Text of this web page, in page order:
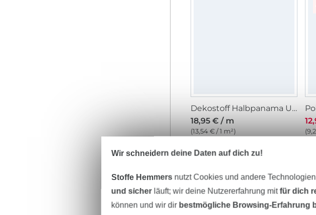
Dekostoff Halbpanama Universum, dunkelblau
18,95 € / m
(13,54 € / 1 m²)
Wir schneidern deine Daten auf dich zu!
Stoffe Hemmers nutzt Cookies und andere
und sicherläuft; wir deine Nutzererfahrung mitfür dich
können und wir dir bestmögliche Browsing-Erfahrung